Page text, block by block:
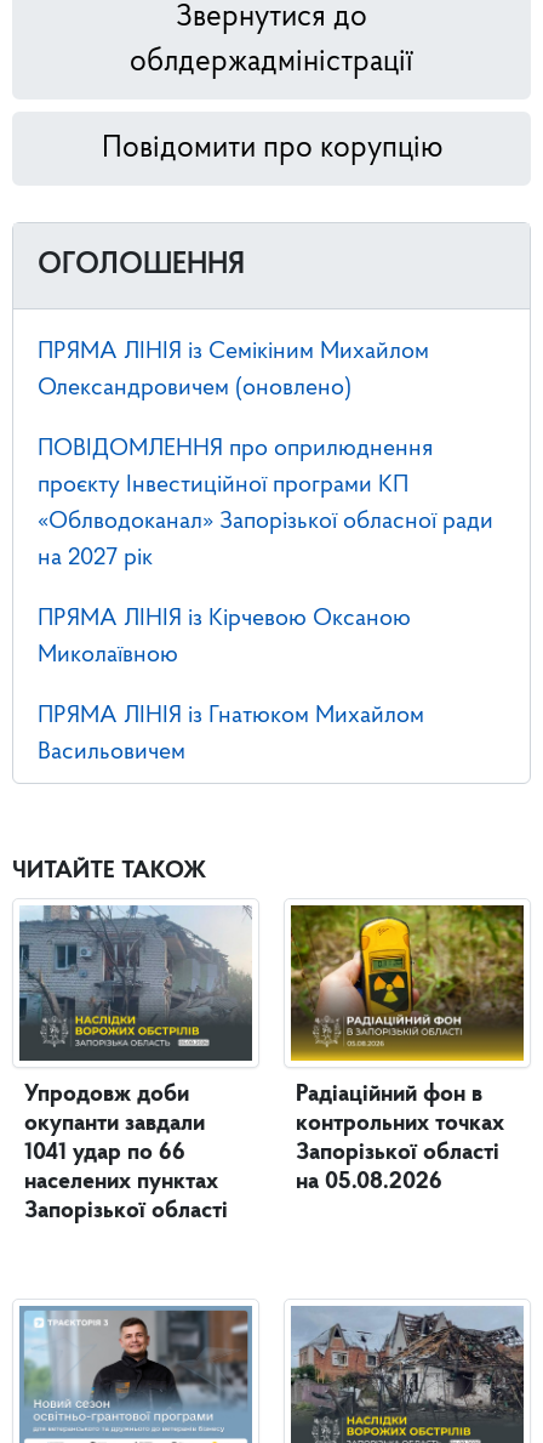
Звернутися до
облдержадміністрації
Повідомити про корупцію
ОГОЛОШЕННЯ
ПРЯМА ЛІНІЯ із Семікіним Михайлом
Олександровичем (оновлено)
ПОВІДОМЛЕННЯ про оприлюднення
проєкту Інвестиційної програми КП
«Облводоканал» Запорізької обласної ради
на 2027 рік
ПРЯМА ЛІНІЯ із Кірчевою Оксаною
Миколаївною
ПРЯМА ЛІНІЯ із Гнатюком Михайлом
Васильовичем
ЧИТАЙТЕ ТАКОЖ
Упродовж доби
окупанти завдали
1041 удар по 66
населених пунктах
Запорізької області
Радіаційний фон в
контрольних точках
Запорізької області
на 05.08.2026